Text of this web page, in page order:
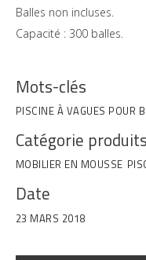
Balles non incluses.
Capacité : 300 balles.
Mots-clés
PISCINE À VAGUES POUR
Catégorie
MOBILIER EN MOUSSE
Date
23 MARS 2018